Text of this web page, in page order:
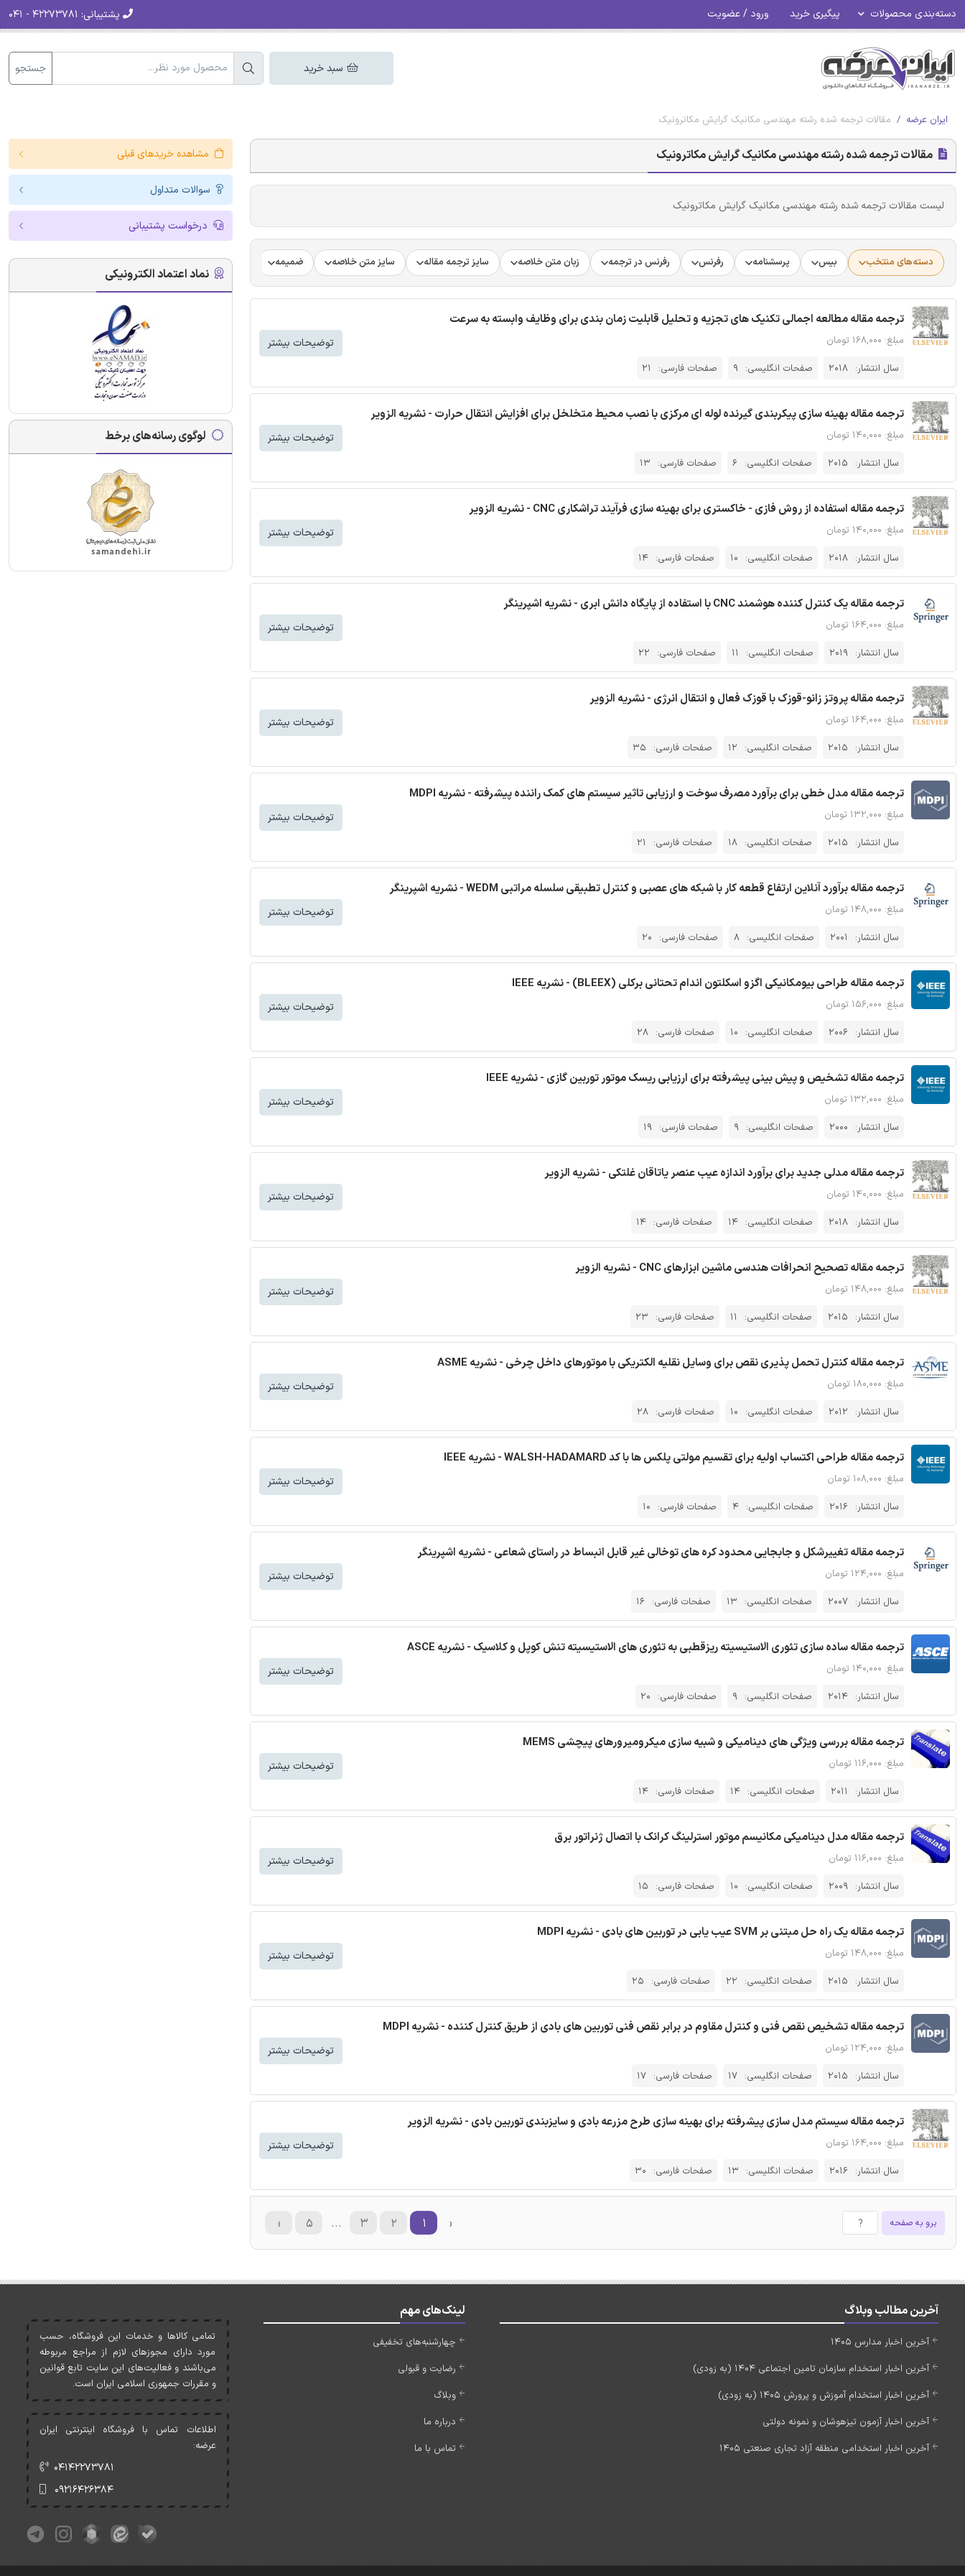
دسته‌بندی محصولات پیگیری خرید ورود / عضویت پشتیبانی:
سبد خرید جستجو
ایران عرضه مقالات ترجمه شده رشته مهندسی مکانیک گرایش مکاترونیک
مقالات ترجمه شده رشته مهندسی مکانیک گرایش مکاترونیک
لیست مقالات ترجمه شده رشته مهندسی مکانیک گرایش مکاترونیک
دسته‌های منتخب بیس پرسشنامه رفرنس رفرنس در ترجمه زبان متن خلاصه سایز ترجمه مقاله سایز متن خلاصه ضمیمه فرضیه فرمت ترجمه مقاله فرمت مقاله انگلیسی
ترجمه مقاله مطالعه اجمالی تکنیک های تجزیه و تحلیل قابلیت زمان بندی برای وظایف وابسته به سرعت
مبلغ: ۱۶۸,۰۰۰ تومان
سال انتشار: 2018 صفحات انگلیسی: 9 صفحات فارسی: 21
توضیحات بیشتر
ترجمه مقاله بهینه سازی پیکربندی گیرنده لوله ای مرکزی با نصب محیط متخلخل برای افزایش انتقال حرارت - نشریه الزویر
مبلغ: ۱۴۰,۰۰۰ تومان
سال انتشار: 2015 صفحات انگلیسی: 6 صفحات فارسی: 13
توضیحات بیشتر
ترجمه مقاله استفاده از روش فازی - خاکستری برای بهینه سازی فرآیند تراشکاری CNC - نشریه الزویر
مبلغ: ۱۴۰,۰۰۰ تومان
سال انتشار: 2018 صفحات انگلیسی: 10 صفحات فارسی: 14
توضیحات بیشتر
ترجمه مقاله یک کنترل کننده هوشمند CNC با استفاده از پایگاه دانش ابری - نشریه اشپرینگر
مبلغ: ۱۶۴,۰۰۰ تومان
سال انتشار: 2019 صفحات انگلیسی: 11 صفحات فارسی: 22
توضیحات بیشتر
ترجمه مقاله پروتز زانو-قوزک با قوزک فعال و انتقال انرژی - نشریه الزویر
مبلغ: ۱۶۴,۰۰۰ تومان
سال انتشار: 2015 صفحات انگلیسی: 12 صفحات فارسی: 35
توضیحات بیشتر
ترجمه مقاله مدل خطی برای برآورد مصرف سوخت و ارزیابی تاثیر سیستم های کمک راننده پیشرفته - نشریه MDPI
مبلغ: ۱۳۲,۰۰۰ تومان
سال انتشار: 2015 صفحات انگلیسی: 18 صفحات فارسی: 21
توضیحات بیشتر
ترجمه مقاله برآورد آنلاین ارتفاع قطعه کار با شبکه های عصبی و کنترل تطبیقی سلسله مراتبی WEDM - نشریه اشپرینگر
مبلغ: ۱۴۸,۰۰۰ تومان
سال انتشار:
2001 صفحات انگلیسی: 8 صفحات فارسی: 20
توضیحات بیشتر
ترجمه مقاله طراحی بیومکانیکی اگزو اسکلتون اندام تحتانی برکلی (BLEEX) - نشریه IEEE
مبلغ: ۱۵۶,۰۰۰ تومان
سال انتشار: 2006 صفحات انگلیسی: 10 صفحات فارسی: 28
توضیحات بیشتر
ترجمه مقاله تشخیص و پیش بینی پیشرفته برای ارزیابی ریسک موتور توربین گازی - نشریه IEEE
مبلغ: ۱۳۲,۰۰۰ تومان
سال انتشار: 2000 صفحات انگلیسی: 9 صفحات فارسی: 19
توضیحات بیشتر
ترجمه مقاله مدلی جدید برای برآورد اندازه عیب عنصر یاتاقان غلتکی - نشریه الزویر
مبلغ: ۱۴۰,۰۰۰ تومان
سال انتشار: 2018 صفحات انگلیسی: 14 صفحات فارسی: 14
توضیحات بیشتر
ترجمه مقاله تصحیح انحرافات هندسی ماشین ابزارهای CNC - نشریه الزویر
مبلغ: ۱۴۸,۰۰۰ تومان
سال انتشار: 2015 صفحات انگلیسی: 11 صفحات فارسی: 23
توضیحات بیشتر
ترجمه مقاله کنترل تحمل پذیری نقص برای وسایل نقلیه الکتریکی با موتورهای داخل چرخی - نشریه ASME
مبلغ: ۱۸۰,۰۰۰ تومان
سال انتشار: 2012 صفحات انگلیسی: 10 صفحات فارسی: 28
توضیحات بیشتر
ترجمه مقاله طراحی اکتساب اولیه برای تقسیم مولتی پلکس ها با کد WALSH-HADAMARD - نشریه IEEE
مبلغ: ۱۰۸,۰۰۰ تومان
سال انتشار: 2016 صفحات انگلیسی: 4 صفحات فارسی: 10
توضیحات بیشتر
ترجمه مقاله تغییرشکل و جابجایی محدود کره های توخالی غیر قابل انبساط در راستای شعاعی - نشریه اشپرینگر
مبلغ: ۱۲۴,۰۰۰ تومان
سال انتشار: 2007 صفحات انگلیسی: 13 صفحات فارسی: 16
توضیحات بیشتر
ترجمه مقاله ساده سازی تئوری الاستیسیته ریزقطبی به تئوری ‌های الاستیسیته تنش کوپل و کلاسیک - نشریه ASCE
مبلغ: ۱۴۰,۰۰۰ تومان
سال انتشار: 2014 صفحات انگلیسی: 9 صفحات فارسی: 20
توضیحات بیشتر
ترجمه مقاله بررسی ویژگی های دینامیکی و شبیه سازی میکرومیرورهای پیچشی MEMS
مبلغ: ۱۱۶,۰۰۰ تومان
سال انتشار:
2011 صفحات انگلیسی: 14 صفحات فارسی: 14
توضیحات بیشتر
ترجمه مقاله مدل دینامیکی مکانیسم موتور استرلینگ کرانک با اتصال ژنراتور برق
مبلغ: ۱۱۶,۰۰۰ تومان
سال انتشار: 2009 صفحات انگلیسی: 10 صفحات فارسی: 15
توضیحات بیشتر
ترجمه مقاله یک راه حل مبتنی بر SVM عیب یابی در توربین های بادی - نشریه MDPI
مبلغ: ۱۴۸,۰۰۰ تومان
سال انتشار: 2015 صفحات انگلیسی: 22 صفحات فارسی: 25
توضیحات بیشتر
ترجمه مقاله تشخیص نقص فنی و کنترل مقاوم در برابر نقص فنی توربین های بادی از طریق کنترل کننده - نشریه MDPI
مبلغ: ۱۲۴,۰۰۰ تومان
سال انتشار: 2015 صفحات انگلیسی: 17 صفحات فارسی: 17
توضیحات بیشتر
ترجمه مقاله سیستم مدل سازی پیشرفته برای بهینه سازی طرح مزرعه بادی و سایزبندی توربین بادی - نشریه الزویر
مبلغ: ۱۶۴,۰۰۰ تومان
سال انتشار: 2016 صفحات انگلیسی: 13 صفحات فارسی: 30
توضیحات بیشتر
برو به صفحه ‹ ۱ ۲ ۳ ... ۵ ›
مشاهده خریدهای قبلی
سوالات متداول
درخواست پشتیبانی
نماد اعتماد الکترونیکی
لوگوی رسانه‌های برخط
آخرین مطالب وبلاگ
آخرین اخبار مدارس 1405
آخرین اخبار استخدام سازمان تامین اجتماعی 1404 (به زودی)
آخرین اخبار استخدام آموزش و پرورش 1405 (به زودی)
آخرین اخبار آزمون تیزهوشان و نمونه دولتی
آخرین اخبار استخدامی منطقه آزاد تجاری صنعتی 1405
لینک‌های مهم
چهارشنبه‌های تخفیفی
رضایت و قبولی
وبلاگ
درباره ما
تماس با ما
تمامی کالاها و خدمات اين فروشگاه، حسب
مورد دارای مجوزهای لازم از مراجع مربوطه
می‌باشند و فعاليت‌های اين سايت تابع قوانين
و مقررات جمهوری اسلامی ايران است.
اطلاعات تماس با فروشگاه اینترنتی ایران
عرضه:
۰۴۱۴۲۲۷۳۷۸۱
۰۹۲۱۶۴۲۶۳۸۴